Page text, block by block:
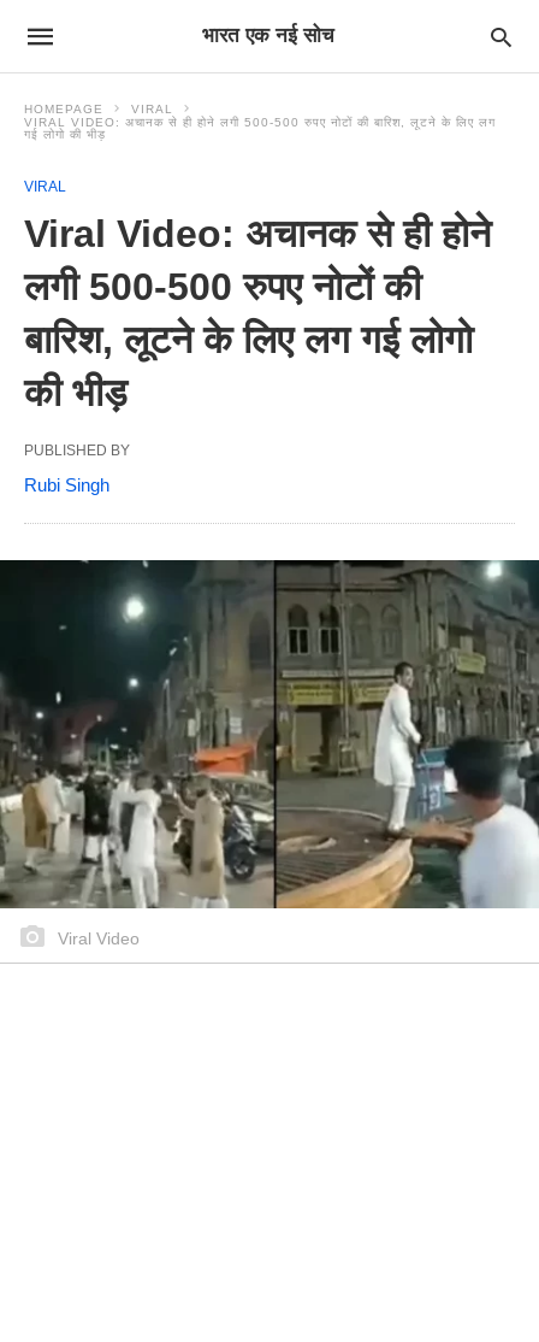
भारत एक नई सोच
HOMEPAGE
VIRAL
VIRAL VIDEO: अचानक से ही होने लगी 500-500 रुपए नोटों की बारिश, लूटने के लिए लग
गई लोगो की भीड़
VIRAL
Viral Video: अचानक से ही होने
लगी 500-500 रुपए नोटों की
बारिश, लूटने के लिए लग गई लोगो
की भीड़
PUBLISHED BY
Rubi Singh
Viral Video